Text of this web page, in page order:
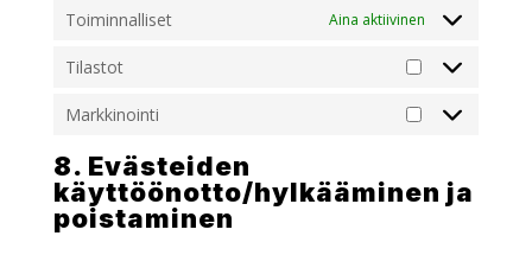
Toiminnalliset Aina aktiivinen
Tilastot
Tilastot
Markkinointi
Markkinointi
8. Evästeiden
käyttöönotto/hylkääminen ja
poistaminen